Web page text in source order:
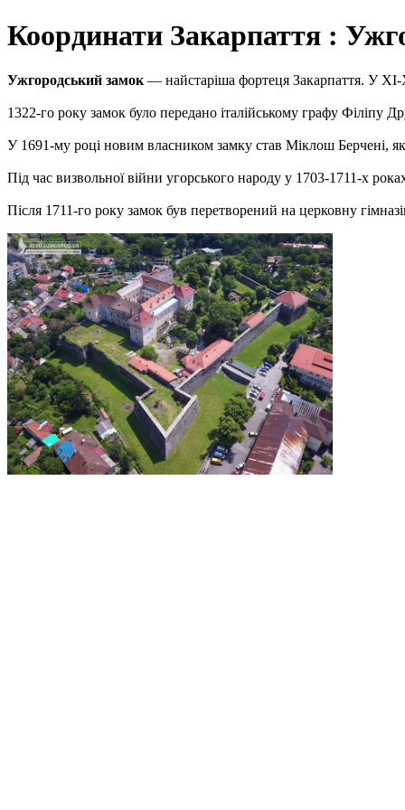
Координати Закарпаття :
Ужгородський замок — найстаріша фортеця Закарпаття. У ХІ-
1322-го року замок було передано італійському графу Філіпу
У 1691-му році новим власником замку став Міклош Берчені,
Під час визвольної війни угорського народу у 1703-1711-х
Після 1711-го року замок був перетворений на церковну